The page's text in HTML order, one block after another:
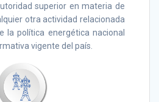
superior en materia de
otra actividad relacionada
la política energética nacional
vigente del país.